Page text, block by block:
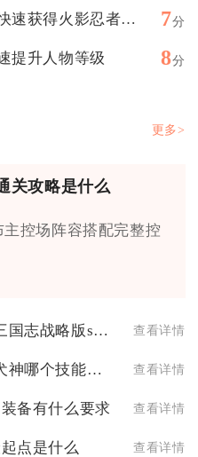
有没有什么技巧可以快速获得火影忍者决斗币 7分
提升人物等级 8分
更多>
关攻略是什么
控场阵容搭配完整控
如何善用张纮在三国志战略版s2中进行反击 查看详情
诛仙手游孔雀或犬神哪个技能点更出色 查看详情
备有什么要求 查看详情
点是什么 查看详情